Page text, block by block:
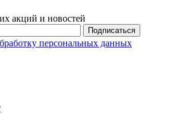
акций и новостей
Подписаться
персональных данных